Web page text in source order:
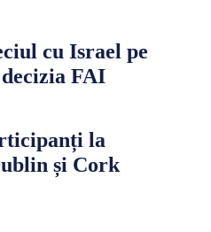
cu Israel pe
FAI
la
și Cork